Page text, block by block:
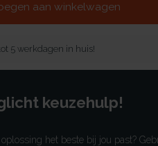
aan winkelwagen
5 werkdagen in huis!
keuzehulp!
het beste bij jou past?